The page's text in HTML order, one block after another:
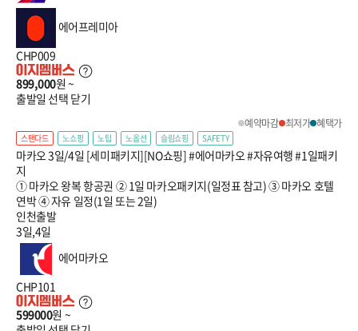
에어프레미아
CHP009
899,000원 ~
출발일 선택 닫기
예약마감 최저가 혜택가
스탠다드 노쇼핑 노팁 노옵션 슬림쇼핑 SAFETY
마카오 3일/4일 [세미패키지][NO쇼핑] #에어마카오 #자유여행 #1일패키
지
① 마카오 왕복 항공권 ② 1일 마카오패키지(일정표 참고) ③ 마카오 호텔
연박 ④ 자유 일정(1일 또는 2일)
인천출발
3일,4일
에어마카오
CHP101
599000원 ~